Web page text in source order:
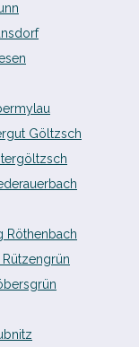
Göltzsch
Röthenbach
Rützengrün